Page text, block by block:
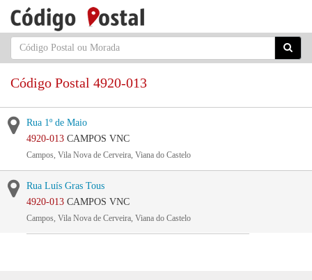
Código Postal 4920-013
Rua 1º de Maio
4920-013 CAMPOS VNC
Campos, Vila Nova de Cerveira, Viana do Castelo
Rua Luís Gras Tous
4920-013 CAMPOS VNC
Campos, Vila Nova de Cerveira, Viana do Castelo